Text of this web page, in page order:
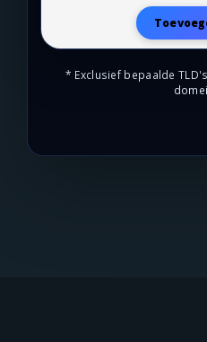
* Exclusief bepaalde